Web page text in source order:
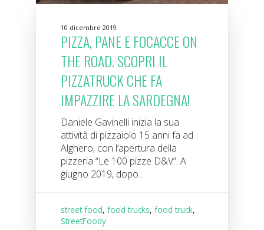
10 dicembre 2019
PIZZA, PANE E FOCACCE ON
THE ROAD. SCOPRI IL
PIZZATRUCK CHE FA
IMPAZZIRE LA SARDEGNA!
Daniele Gavinelli inizia la sua
attività di pizzaiolo 15 anni fa ad
Alghero, con l’apertura della
pizzeria “Le 100 pizze D&V”. A
giugno 2019, dopo...
street food,food trucks,food truck,
StreetFoody